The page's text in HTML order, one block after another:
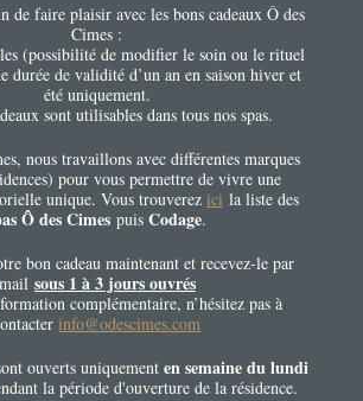
de faire plaisir avec les bons cadeaux Ô des
Cimes :
(possibilité de modifier le soin ou le rituel
durée de validité d’un an en saison hiver et
été uniquement.
sont utilisables dans tous nos spas.
nous travaillons avec différentes marques
pour vous permettre de vivre une
unique. Vous trouverez ici la liste des
Ô des Cimes puisCodage.
bon cadeau maintenant et recevez-le par
mail sous 1 à 3 jours ouvrés
complémentaire, n’hésitez pas à
info@odescimes.com
ouverts uniquementen semaine du lundi
la période d'ouverture de la résidence.